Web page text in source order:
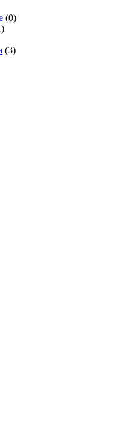
(0)
(3)